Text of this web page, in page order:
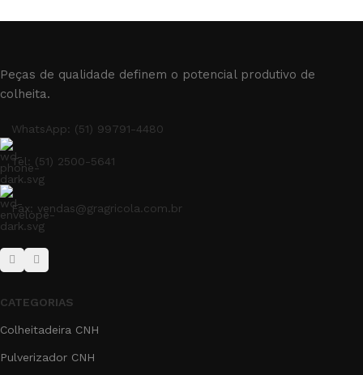
Peças de qualidade definem o potencial produtivo de
colheita.
WhatsApp: (51) 99791-4480
Tel: (51) 2500-5641
Fax: vendas@gragricola.com.br
CATEGORIAS
Colheitadeira CNH
Pulverizador CNH